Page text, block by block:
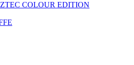
COLOUR EDITION